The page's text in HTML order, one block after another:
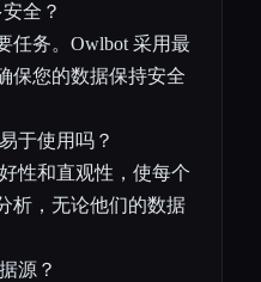
全？
任务。Owlbot 采用最
保您的数据保持安全
于使用吗？
性和直观性，使每个
析，无论他们的数据
源？